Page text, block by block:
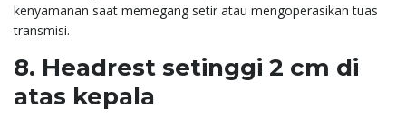
kenyamanan saat memegang setir atau mengoperasikan tuas
transmisi.
8. Headrest setinggi 2 cm di
atas kepala